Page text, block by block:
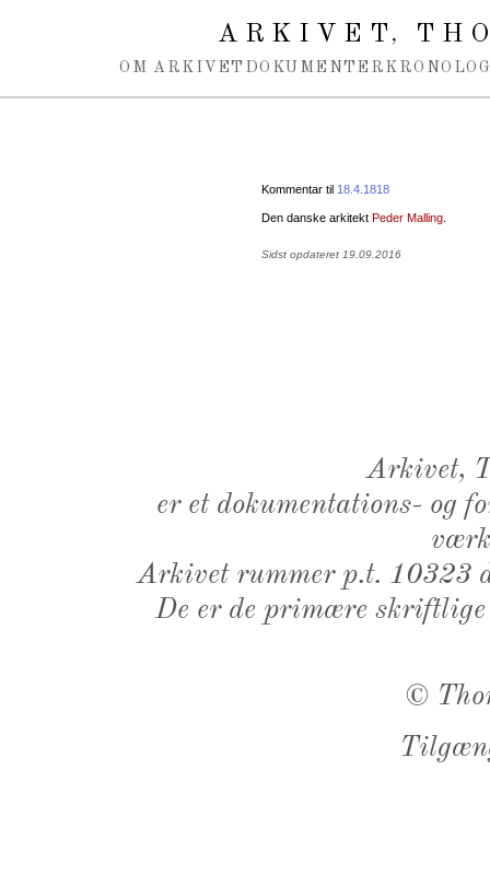
ARKIVET,
OM ARKIVET DOKUMENTER
Kommentar til 18.4.1818
Den danske arkitekt Peder Malling
Sidst opdateret 19.09.2016
Arkivet,
er et dokumentations- og
Arkivet rummer p.t. 10323
De er de primære
©